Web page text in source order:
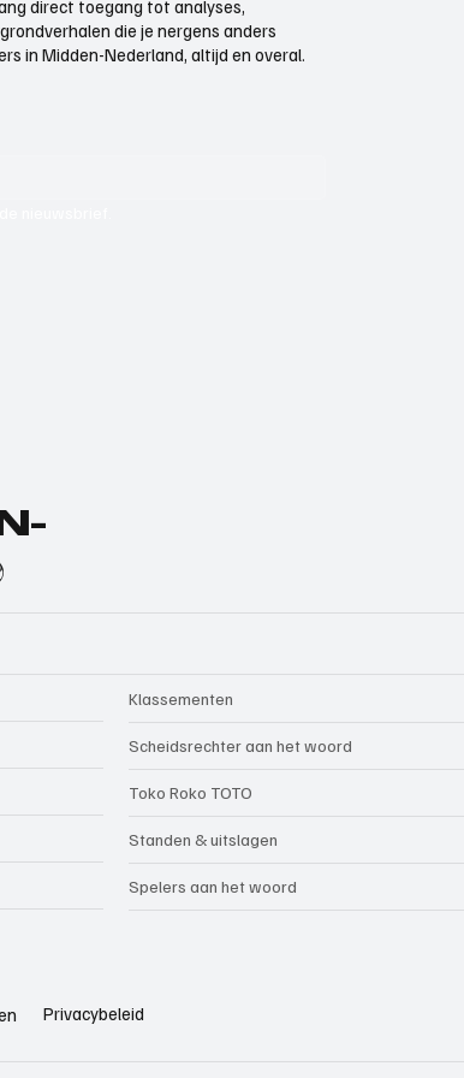
direct toegang tot analyses,
die je nergens anders
in Midden-Nederland, altijd en overal.
Klassementen
Scheidsrechter aan het woord
Toko Roko TOTO
Standen & uitslagen
Spelers aan het woord
Privacybeleid